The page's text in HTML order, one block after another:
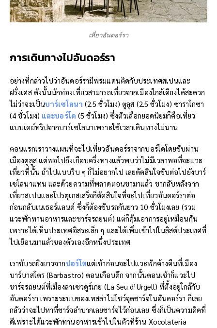
เที่ยวอันดอร์รา
การเดินทางไปอันดอร์รา
อย่างที่กล่าวไปว่าอันดอร์รามีพรมแดนติดกับประเทศสเปนและ
ฝรั่งเศส ดังนั้นนักท่องเที่ยวสามารถเที่ยวจากเมืองใกล้เคียงได้สะดวก
ไม่ว่าจะเป็นบาร์เซโลนา (2.5 ชั่วโมง) ตูลูส (2.5 ชั่วโมง) ซาราโกซา
(4 ชั่วโมง) และบอร์โด (5 ชั่วโมง) ซึ่งตัวเลือกยอดนิยมก็คือเที่ยว
แบบเดย์ทริปจากบาร์เซโลนาเพราะใช้เวลาเดินทางไม่นาน
ตอนแรกเราวางแผนที่จะไปเที่ยวอันดอร์ราจากบอร์โดโดยขับผ่าน
เมืองตูลูส แต่พอไปถึงเกือบครึ่งทางแล้วพบว่าไม่มีเวลาพอที่จะแวะ
เที่ยวที่นั้น ถ้าไปแบบรีบ ๆ ก็ไม่อยากไป เลยตัดสินใจขับต่อไปยังบาร์
เซโลนาแทน และด้วยความที่พลาดตอนขามาแล้ว ขากลับหลังจาก
เที่ยวสเปนและโปรตุเกสเสร็จก็ตัดสินใจที่จะไปเที่ยวอันดอร์ราต่อ
ก่อนกลับเนเธอร์แลนด์ ซึ่งก็ต้องขับรถกันยาว 10 ชั่วโมงเลย (รวม
แวะพักทานอาหารและชาร์จรถยนต์) แต่ก็คุ้มเอาการอยู่เหมือนกัน
เพราะได้เห็นประเทศอิสระเล็ก ๆ และได้เพิ่มเข้าไปในลิสต์ประเทศที่
ไปเยือนมาแล้วของตัวเองอีกหนึ่งประเทศ
เราขับรถยิงยาวจากปอร์โตแต่เช้าก่อนจะไปแวะพักค้างคืนที่เมือง
บาร์บาสโตร (Barbastro) ตอนเกือบดึก จากนั้นตอนเช้าก็แวะไป
ชาร์จรถยนต์ที่เมืองลาเซวดูร์เกย (La Seu d’Urgell) ที่ตั้งอยู่ใกล้กับ
อันดอร์รา เพราะระบบของเทสล่าไม่โชว์จุดชาร์จในอันดอร์รา ก็เลย
กลัวว่าจะไปหาที่ชาร์จลำบากเลยชาร์จไว้ก่อนเลย ซึ่งก็เป็นความคิดที่
ดีเพราะได้แวะพักทานอาหารเช้าไปในตัวที่ร้าน Xocolateria